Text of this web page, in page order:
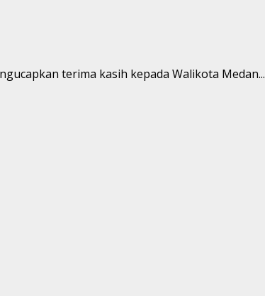
terima kasih kepada Walikota Medan...